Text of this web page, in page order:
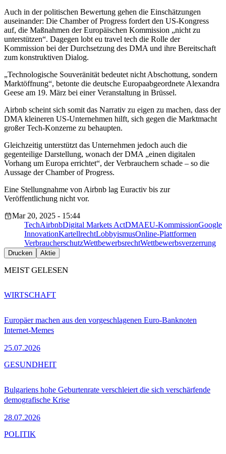
Auch in der politischen Bewertung gehen die Einschätzungen
auseinander: Die Chamber of Progress fordert den US-Kongress
auf, die Maßnahmen der Europäischen Kommission „nicht zu
unterstützen“. Dagegen lobt eu travel tech die Rolle der
Kommission bei der Durchsetzung des DMA und ihre Bereitschaft
zum konstruktiven Dialog.
„Technologische Souveränität bedeutet nicht Abschottung, sondern
Marktöffnung“, betonte die deutsche Europaabgeordnete Alexandra
Geese am 19. März bei einer Veranstaltung in Brüssel.
Airbnb scheint sich somit das Narrativ zu eigen zu machen, dass der
DMA kleineren US-Unternehmen hilft, sich gegen die Marktmacht
großer Tech-Konzerne zu behaupten.
Gleichzeitig unterstützt das Unternehmen jedoch auch die
gegenteilige Darstellung, wonach der DMA „einen digitalen
Vorhang um Europa errichtet“, der Verbrauchern schade – so die
Aussage der Chamber of Progress.
Eine Stellungnahme von Airbnb lag Euractiv bis zur
Veröffentlichung nicht vor.
Mar 20, 2025 - 15:44
TechAirbnbDigital Markets ActDMAEU-KommissionGoogle
InnovationKartellrechtLobbyismusOnline-Plattformen
VerbraucherschutzWettbewerbsrechtWettbewerbsverzerrung
Drucken Aktie
MEIST GELESEN
Europäer machen aus den vorgeschlagenen Euro-Banknoten
Internet-Memes
25.07.2026
WIRTSCHAFT
Bulgariens hohe Geburtenrate verschleiert die sich verschärfende
demografische Krise
28.07.2026
GESUNDHEIT
POLITIK